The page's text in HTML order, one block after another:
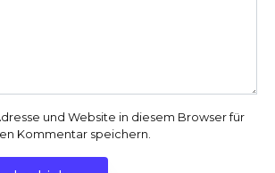
und Website in diesem Browser für
Kommentar speichern.